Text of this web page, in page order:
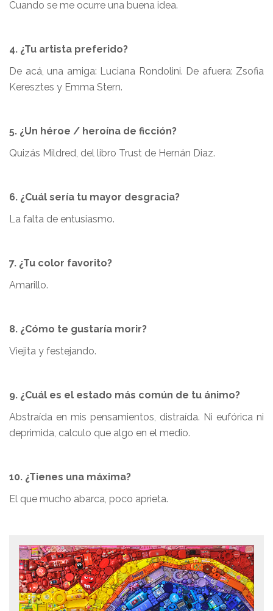
Cuando se me ocurre una buena idea.
4. ¿Tu artista preferido?
De acá, una amiga: Luciana Rondolini. De afuera: Zsofia
Keresztes y Emma Stern.
5. ¿Un héroe / heroína de ficción?
Quizás Mildred, del libro Trust de Hernán Diaz.
6. ¿Cuál sería tu mayor desgracia?
La falta de entusiasmo.
7. ¿Tu color favorito?
Amarillo.
8. ¿Cómo te gustaría morir?
Viejita y festejando.
9. ¿Cuál es el estado más común de tu ánimo?
Abstraída en mis pensamientos, distraída. Ni eufórica ni
deprimida, calculo que algo en el medio.
10. ¿Tienes una máxima?
El que mucho abarca, poco aprieta.